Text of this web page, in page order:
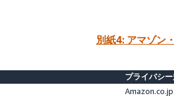
別紙4: アマゾン
プライバシ